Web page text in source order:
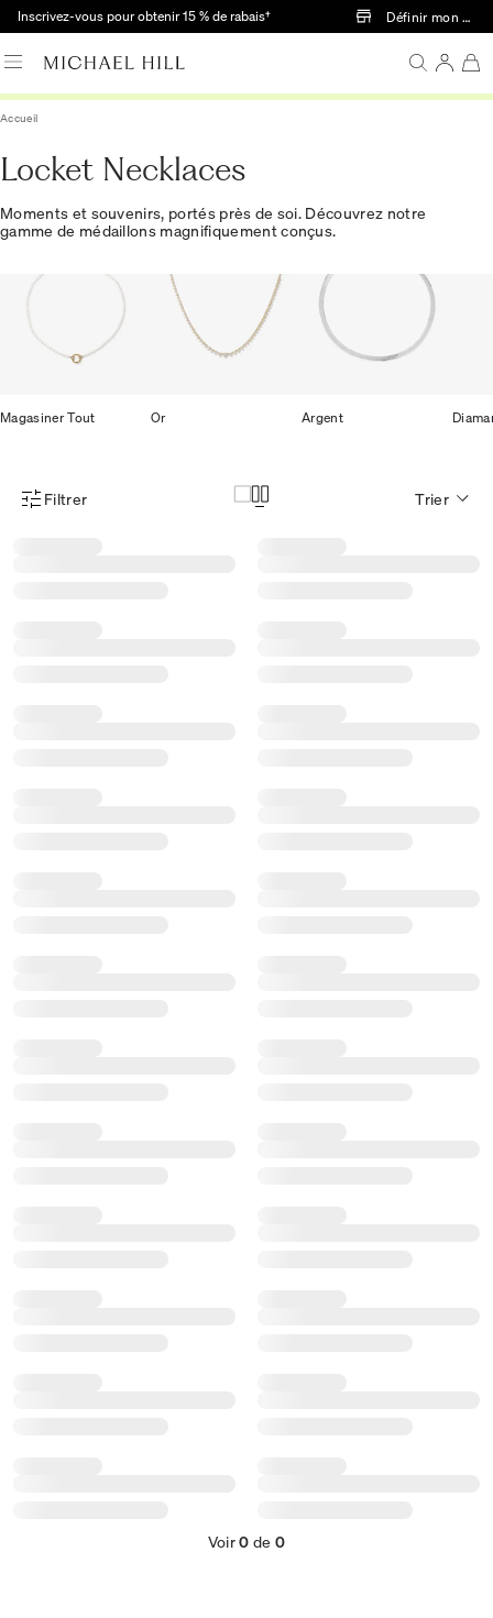
Passer au contenu principal
Inscrivez-vous pour obtenir 15 % de rabais† Définir mon
Accueil
Locket Necklaces
Moments et souvenirs, portés près de soi. Découvrez notre
gamme de médaillons magnifiquement conçus.
Magasiner Tout Or Argent
Menu des filtres d'articles
Filtrer Trier
Voir0 de 0